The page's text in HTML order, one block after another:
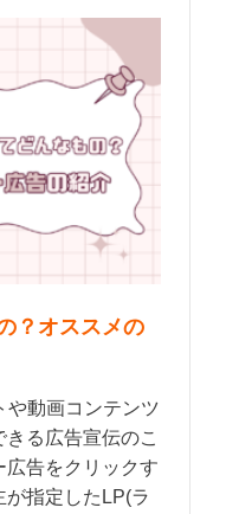
？オススメの
や動画コンテンツ
る広告宣伝のこ
広告をクリックす
が指定したLP(ラ